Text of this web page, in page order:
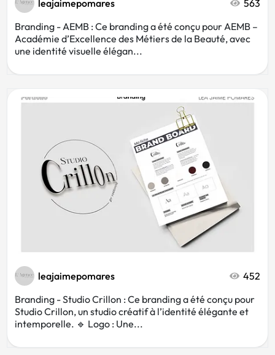
leajaimepomares
563
Branding - AEMB : Ce branding a été conçu pour AEMB –
Académie d’Excellence des Métiers de la Beauté, avec
une identité visuelle élégan...
leajaimepomares
452
Branding - Studio Crillon : Ce branding a été conçu pour
Studio Crillon, un studio créatif à l’identité élégante et
intemporelle. 🔹 Logo : Une...